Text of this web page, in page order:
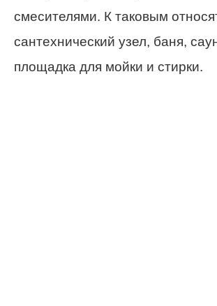
смесителями. К таковым
сантехнический узел, баня,
площадка для мойки и стирки.